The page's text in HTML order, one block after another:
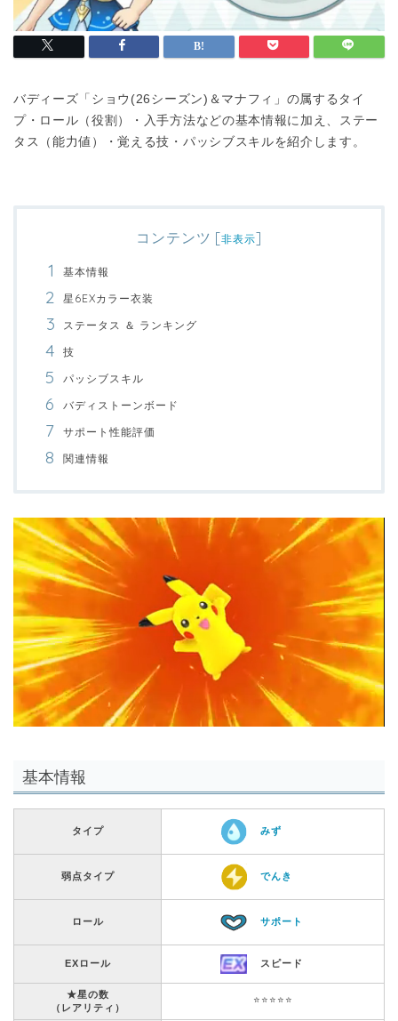
バディーズ「ショウ(26シーズン)＆マナフィ」の属するタイ
プ・ロール（役割）・入手方法などの基本情報に加え、ステー
タス（能力値）・覚える技・パッシブスキルを紹介します。
コンテンツ [非表示]
基本情報
星6EXカラー衣装
ステータス ＆ ランキング
技
パッシブスキル
バディストーンボード
サポート性能評価
関連情報
基本情報
タイプ みず
弱点タイプ でんき
ロール サポート
EXロール スピード
★星の数
（レアリティ）
⭐️⭐️⭐️⭐️⭐️